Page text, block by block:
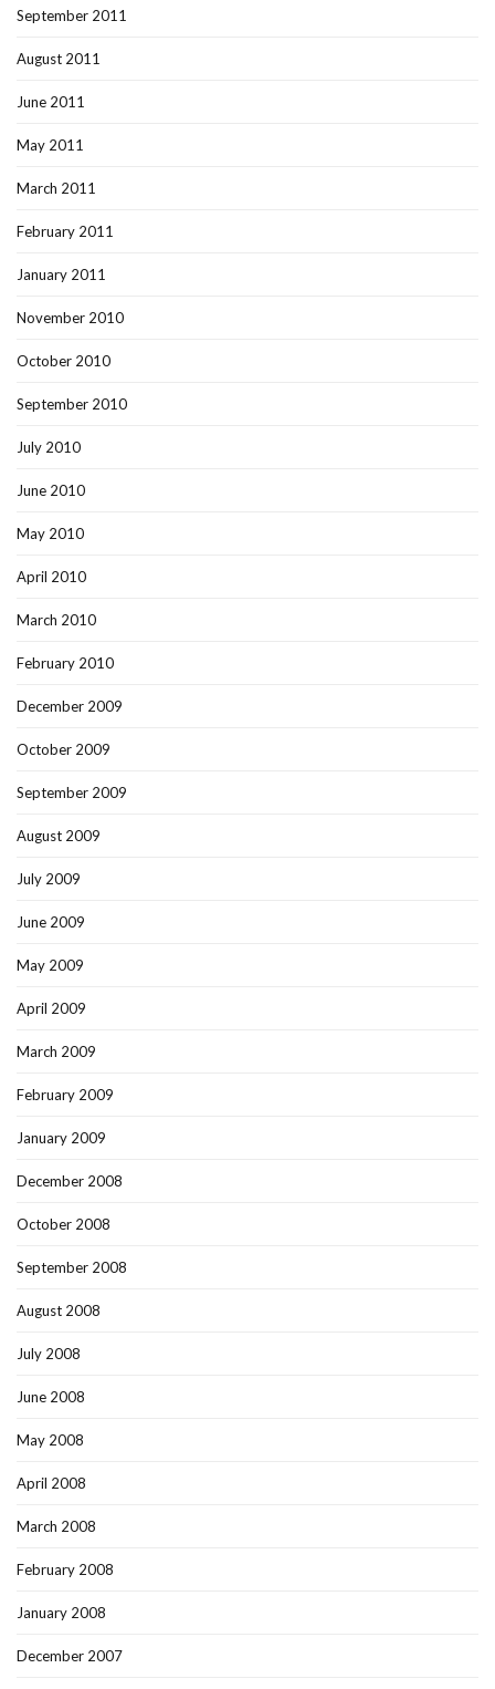
September 2011
August 2011
June 2011
May 2011
March 2011
February 2011
January 2011
November 2010
October 2010
September 2010
July 2010
June 2010
May 2010
April 2010
March 2010
February 2010
December 2009
October 2009
September 2009
August 2009
July 2009
June 2009
May 2009
April 2009
March 2009
February 2009
January 2009
December 2008
October 2008
September 2008
August 2008
July 2008
June 2008
May 2008
April 2008
March 2008
February 2008
January 2008
December 2007